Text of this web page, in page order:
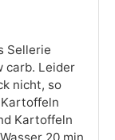
Sellerie
carb. Leider
nicht, so
Kartoffeln